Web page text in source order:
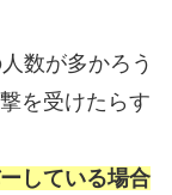
数が多かろう
を受けたらす
している場合